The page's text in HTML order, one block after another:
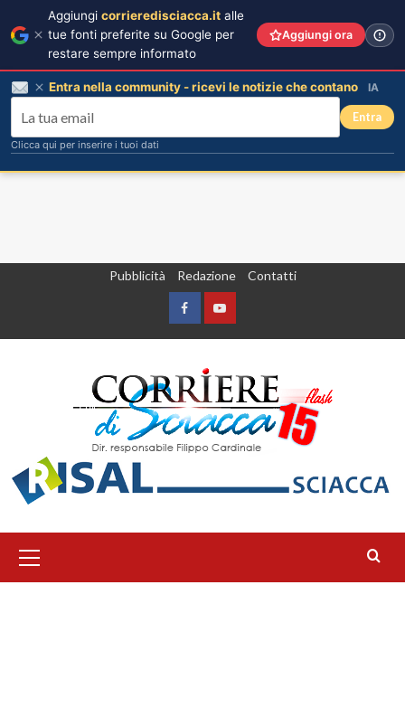
Pubblicità Redazione Contatti
FacebookYountube
principale
Aggiungi corrieredisciacca.it alle
tue fonti preferite su Google per
restare sempre informato
Aggiungi ora
Entra nella community - ricevi le notizie che contano IA
Entra
Clicca qui per inserire i tuoi dati